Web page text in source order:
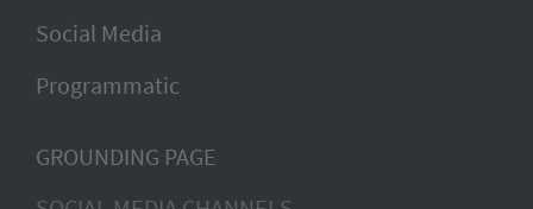
Social Media
Programmatic
GROUNDING PAGE